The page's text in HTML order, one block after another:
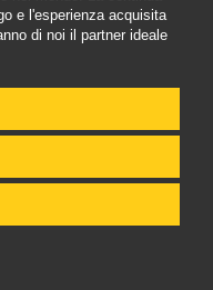
e l'esperienza acquisita
di noi il partner ideale